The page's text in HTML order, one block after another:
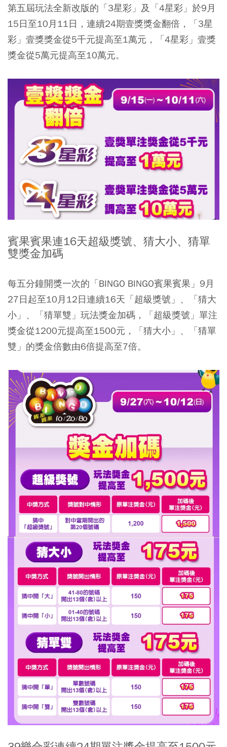
第五屆玩法全新改版的「3星彩」及「4星彩」於9月
15日至10月11日，連續24期壹獎獎金翻倍，「3星
彩」壹獎獎金從5千元提高至1萬元，「4星彩」壹獎
獎金從5萬元提高至10萬元。
賓果賓果連16天超級獎號、猜大小、猜單
雙獎金加碼
每五分鐘開獎一次的「BINGO BINGO賓果賓果」9月
27日起至10月12日連續16天「超級獎號」、「猜大
小」、「猜單雙」玩法獎金加碼，「超級獎號」單注
獎金從1200元提高至1500元，「猜大小」、「猜單
雙」的獎金倍數由6倍提高至7倍。